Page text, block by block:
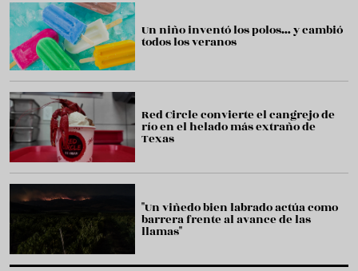
Un niño inventó los polos… y cambió
todos los veranos
Red Circle convierte el cangrejo de
río en el helado más extraño de
Texas
"Un viñedo bien labrado actúa como
barrera frente al avance de las
llamas"